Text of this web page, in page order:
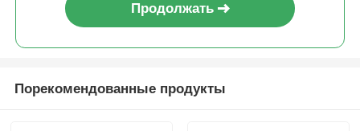
Продолжать
Порекомендованные продукты